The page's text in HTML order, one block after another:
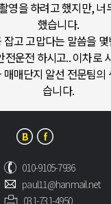
영을 하려고 했지만, 너
했습니다.
잡고 고맙다는 말씀을
운전 하시고.. 이차로
매단지 알선 전문팀의
습니다.
010-9105-7936
paul11@hanmail.net
031-731-4950